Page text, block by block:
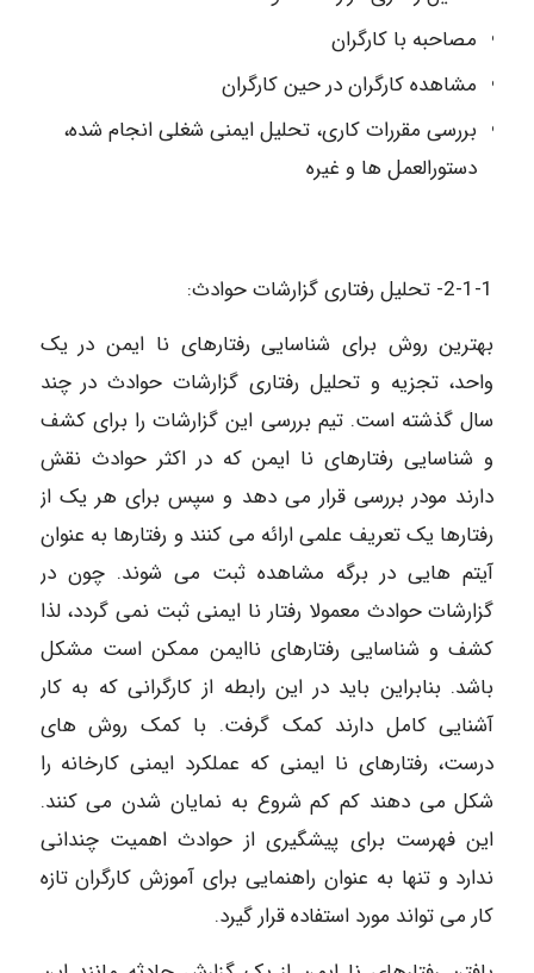
مصاحبه با کارگران
مشاهده کارگران در حین کارگران
بررسی مقررات کاری، تحلیل ایمنی شغلی انجام شده،
دستورالعمل ها و غیره
2-1-1- تحلیل رفتاری گزارشات حوادث:
بهترین روش برای شناسایی رفتارهای نا ایمن در یک
واحد، تجزیه و تحلیل رفتاری گزارشات حوادث در چند
سال گذشته است. تیم بررسی این گزارشات را برای کشف
و شناسایی رفتارهای نا ایمن که در اکثر حوادث نقش
دارند مودر بررسی قرار می دهد و سپس برای هر یک از
رفتارها یک تعریف علمی ارائه می کنند و رفتارها به عنوان
آیتم هایی در برگه مشاهده ثبت می شوند. چون در
گزارشات حوادث معمولا رفتار نا ایمنی ثبت نمی گردد، لذا
کشف و شناسایی رفتارهای ناایمن ممکن است مشکل
باشد. بنابراین باید در این رابطه از کارگرانی که به کار
آشنایی کامل دارند کمک گرفت. با کمک روش های
درست، رفتارهای نا ایمنی که عملکرد ایمنی کارخانه را
شکل می دهند کم کم شروع به نمایان شدن می کنند.
این فهرست برای پیشگیری از حوادث اهمیت چندانی
ندارد و تنها به عنوان راهنمایی برای آموزش کارگران تازه
کار می تواند مورد استفاده قرار گیرد.